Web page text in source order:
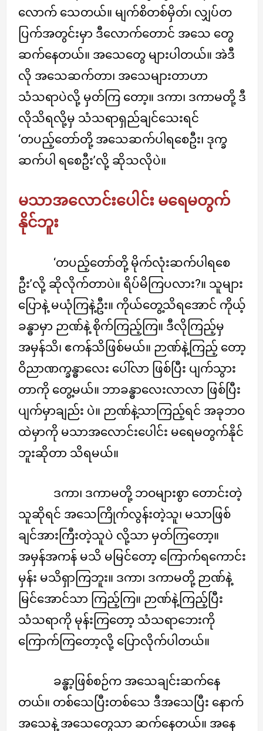
လောက် သေတယ်။ မျက်စိတစ်မှိတ်၊ လျှပ်တ
ပြက်အတွင်းမှာ ဒီလောက်တောင် အသေ တွေ
ဆက်နေတယ်။ အသေတွေ များပါတယ်။ အဲဒီ
လို အသေဆက်တာ၊ အသေများတာဟာ
သံသရာပဲလို့ မှတ်ကြ တော့။ ဒကာ၊ ဒကာမတို့ ဒီ
လိုသိရလို့မှ သံသရာရှည်ချင်သေးရင်
‘တပည့်တော်တို့ အသေဆက်ပါရစေဦး၊ ဒုက္ခ
ဆက်ပါ ရစေဦး’လို့ ဆိုသလိုပဲ။
မသာအလောင်းပေါင်း မရေမတွက်
နိုင်ဘူး
‘တပည့်တော်တို့ မိုက်လုံးဆက်ပါရစေ
ဦး’လို့ ဆိုလိုက်တာပဲ။ ရိပ်မိကြပလား?။ သူများ
ပြောနဲ့ မယုံကြနဲ့ဦး။ ကိုယ်တွေ့သိရအောင် ကိုယ့်
ခန္ဓာမှာ ဉာဏ်နဲ့ စိုက်ကြည့်ကြ။ ဒီလိုကြည့်မှ
အမှန်သိ၊ ဧကန်သိဖြစ်မယ်။ ဉာဏ်နဲ့ကြည့် တော့
ဝိညာဏက္ခန္ဓာလေး ပေါ်လာ ဖြစ်ပြီး ပျက်သွား
တာကို တွေ့မယ်။ ဘာခန္ဓာလေးလာလာ ဖြစ်ပြီး
ပျက်မှာချည်း ပဲ။ ဉာဏ်နဲ့သာကြည့်ရင် အခုဘဝ
ထဲမှာကို မသာအလောင်းပေါင်း မရေမတွက်နိုင်
ဘူးဆိုတာ သိရမယ်။
ဒကာ၊ ဒကာမတို့ ဘဝများစွာ တောင်းတဲ့
သူဆိုရင် အသေကြိုက်လွန်းတဲ့သူ၊ မသာဖြစ်
ချင်အားကြီးတဲ့သူပဲ လို့သာ မှတ်ကြတော့။
အမှန်အကန် မသိ မမြင်တော့ ကြောက်ရကောင်း
မှန်း မသိရှာကြဘူး။ ဒကာ၊ ဒကာမတို့ ဉာဏ်နဲ့
မြင်အောင်သာ ကြည့်ကြ။ ဉာဏ်နဲ့ကြည့်ပြီး
သံသရာကို မုန်းကြတော့ သံသရာဘေးကို
ကြောက်ကြတော့လို့ ပြောလိုက်ပါတယ်။
ခန္ဓာ့ဖြစ်စဉ်က အသေချင်းဆက်နေ
တယ်။ တစ်သေပြီးတစ်သေ ဒီအသေပြီး နောက်
အသေနဲ့ အသေတွေသာ ဆက်နေတယ်။ အနေ